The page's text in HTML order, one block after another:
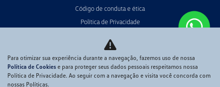
Código de conduta e ética
Política de Privacidade
POLÍTICA DE COOKIES
No trânsito, enxergar o outro salva vidas.
Para otimizar sua experiência durante a navegação, fazemos uso de nossa
Política de Cookies e para proteger seus dados pessoais respeitamos nossa
Política de Privacidade. Ao seguir com a navegação e visita você concorda com
nossas Políticas.